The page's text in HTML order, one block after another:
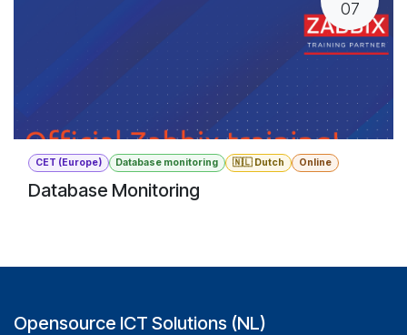
07
CET (Europe) Database monitoring 🇳🇱 Dutch Online
Database Monitoring
Opensource ICT Solutions (NL)